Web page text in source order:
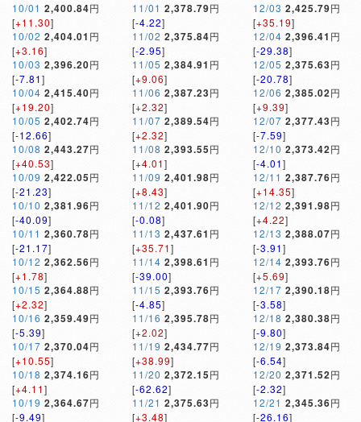
10/01 2,400.84円
[+11.30]
10/02 2,404.01 円
[+3.16]
10/03 2,396.20円
[-7.81]
10/04 2,415.40円
[+19.20]
10/05 2,402.74円
[-12.66]
10/08 2,443.27円
[+40.53]
10/09 2,422.05円
[-21.23]
10/10 2,381.96円
[-40.09]
10/11 2,360.78円
[-21.17]
10/12 2,362.56円
[+1.78]
10/15 2,364.88円
[+2.32]
10/16 2,359.49円
[-5.39]
10/17 2,370.04円
[+10.55]
10/18 2,374.16円
[+4.11]
10/19 2,364.67円
[-9.49]
11/01 2,378.79円
[-4.22]
11/02 2,375.84円
[-2.95]
11/05 2,384.91 円
[+9.06]
11/06 2,387.23円
[+2.32]
11/07 2,389.54円
[+2.32]
11/08 2,393.55円
[+4.01]
11/09 2,401.98円
[+8.43]
11/12 2,401.90円
[-0.08]
11/13 2,437.61 円
[+35.71]
11/14 2,398.61 円
[-39.00]
11/15 2,393.76円
[-4.85]
11/16 2,395.78円
[+2.02]
11/19 2,434.77円
[+38.99]
11/20 2,372.15円
[-62.62]
11/21 2,375.63円
[+3.48]
12/03 2,425.79円
[+35.19]
12/04 2,396.41 円
[-29.38]
12/05 2,375.63円
[-20.78]
12/06 2,385.02円
[+9.39]
12/07 2,377.43円
[-7.59]
12/10 2,373.42円
[-4.01]
12/11 2,387.76円
[+14.35]
12/12 2,391.98円
[+4.22]
12/13 2,388.07円
[-3.91]
12/14 2,393.76円
[+5.69]
12/17 2,390.18円
[-3.58]
12/18 2,380.38円
[-9.80]
12/19 2,373.84円
[-6.54]
12/20 2,371.52円
[-2.32]
12/21 2,345.36円
[-26.16]